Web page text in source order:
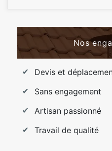
Nos
Devis et
Sans engagement
Artisan passionné
Travail de qualité